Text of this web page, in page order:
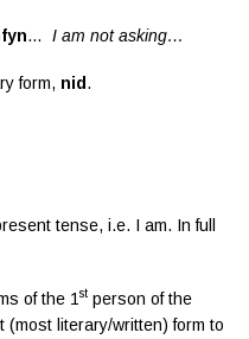
… I am not asking…
form, nid.
tense, i.e. I am. In full
of the 1 st person of the
(most literary/written) form to